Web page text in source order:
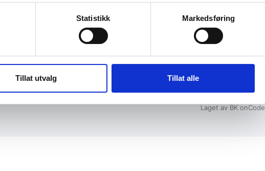
Statistikk Markedsføring
Tillat utvalg Tillat alle
+47 72 53 44 30
knut@fosengjenvinning.no
Laget av BK onCode